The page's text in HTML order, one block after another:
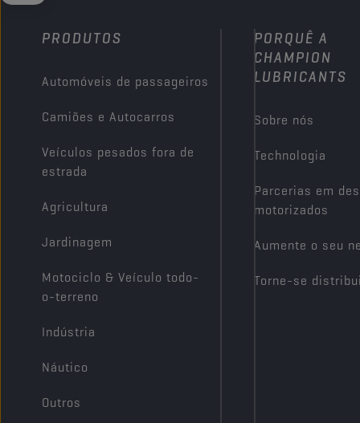
PRODUTOS
Automóveis de passageiros
Camiões e Autocarros
Veículos pesados fora de
estrada
Agricultura
Jardinagem
Motociclo & Veículo todo-
o-terreno
Indústria
Náutico
Outros
PORQUÊ A
CHAMPION
LUBRICANTS
Sobre nós
Technologia
Parcerias em
motorizados
Aumente o seu
Torne-se